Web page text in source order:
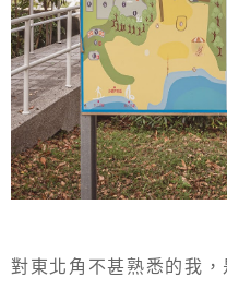
對東北角不甚熟悉的我